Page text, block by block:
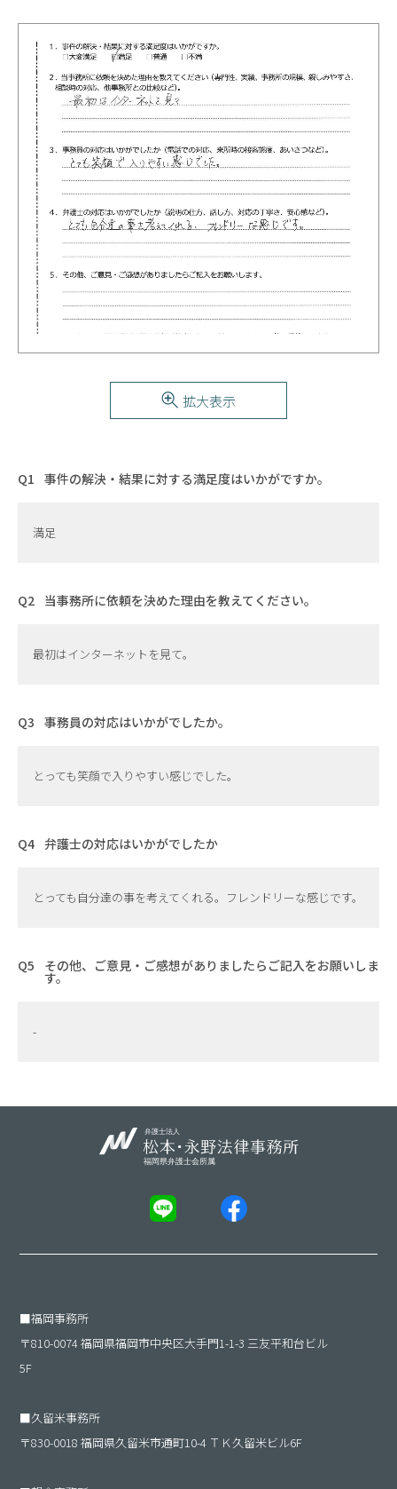
拡大表示
事件の解決・結果に対する満足度はいかがですか。
満足
当事務所に依頼を決めた理由を教えてください。
最初はインターネットを見て。
事務員の対応はいかがでしたか。
とっても笑顔で入りやすい感じでした。
弁護士の対応はいかがでしたか
とっても自分達の事を考えてくれる。フレンドリーな感じです。
その他、ご意見・ご感想がありましたらご記入をお願いしま
す。
-
■福岡事務所
〒810-0074 福岡県福岡市中央区大手門1-1-3 三友平和台ビル
5F
■久留米事務所
〒830-0018 福岡県久留米市通町10-4 ＴＫ久留米ビル6F